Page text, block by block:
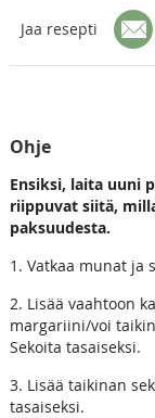
Jaa resepti
Ohje
Ensiksi, laita uuni
riippuvat siitä,
paksuudesta.
1. Vatkaa munat ja
2. Lisää vaahtoon
margariini/voi
Sekoita tasaiseksi.
3. Lisää taikinan
tasaiseksi.